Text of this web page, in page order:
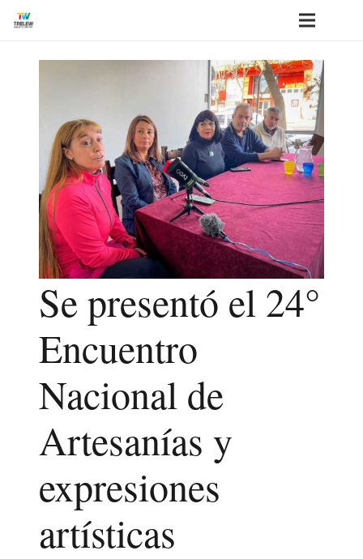
Se presentó el 24°
Encuentro
Nacional de
Artesanías y
expresiones
artísticas